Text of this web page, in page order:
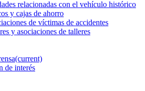
relacionadas con el vehículo histórico
y cajas de ahorro
de víctimas de accidentes
y asociaciones de talleres
(current)
de interés